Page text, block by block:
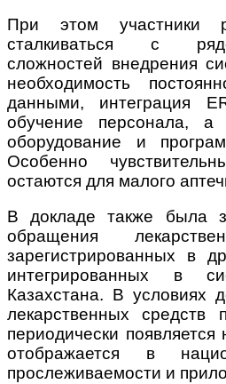
При этом участники
сталкиваться с
сложностей внедрения
необходимость
данными, интеграция
обучение персонала,
оборудование и
Особенно
остаются для малого
В докладе также была
обращения
зарегистрированных в
интегрированных в
Казахстана. В условиях
лекарственных средств
периодически
отображается в
прослеживаемости и